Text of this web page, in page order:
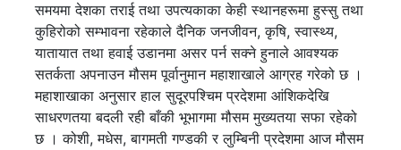
समयमा देशका तराई तथा उपत्यकाका केही स्थानहरूमा हुस्सु तथा
कुहिरोको सम्भावना रहेकाले दैनिक जनजीवन, कृषि, स्वास्थ्य,
यातायात तथा हवाई उडानमा असर पर्न सक्ने हुनाले आवश्यक
सतर्कता अपनाउन मौसम पूर्वानुमान महाशाखाले आग्रह गरेको छ ।
महाशाखाका अनुसार हाल सुदूरपश्चिम प्रदेशमा आंशिकदेखि
साधरणतया बदली रही बाँकी भूभागमा मौसम मुख्यतया सफा रहेको
छ । कोशी, मधेस, बागमती गण्डकी र लुम्बिनी प्रदेशमा आज मौसम